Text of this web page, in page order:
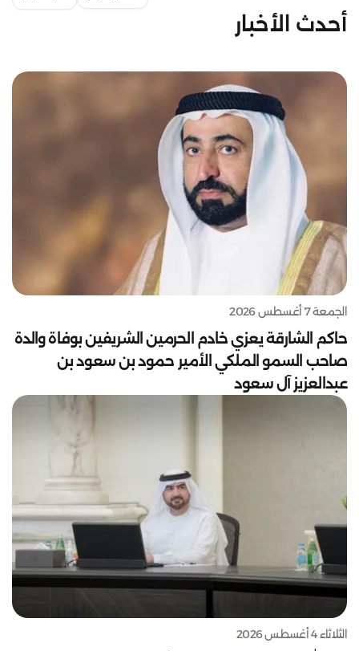
أحدث الأخبار
الجمعة 7 أغسطس 2026
حاكم الشارقة يعزي خادم الحرمين الشريفين بوفاة والدة
صاحب السمو الملكي الأمير حمود بن سعود بن
عبدالعزيز آل سعود
الثلاثاء 4 أغسطس 2026